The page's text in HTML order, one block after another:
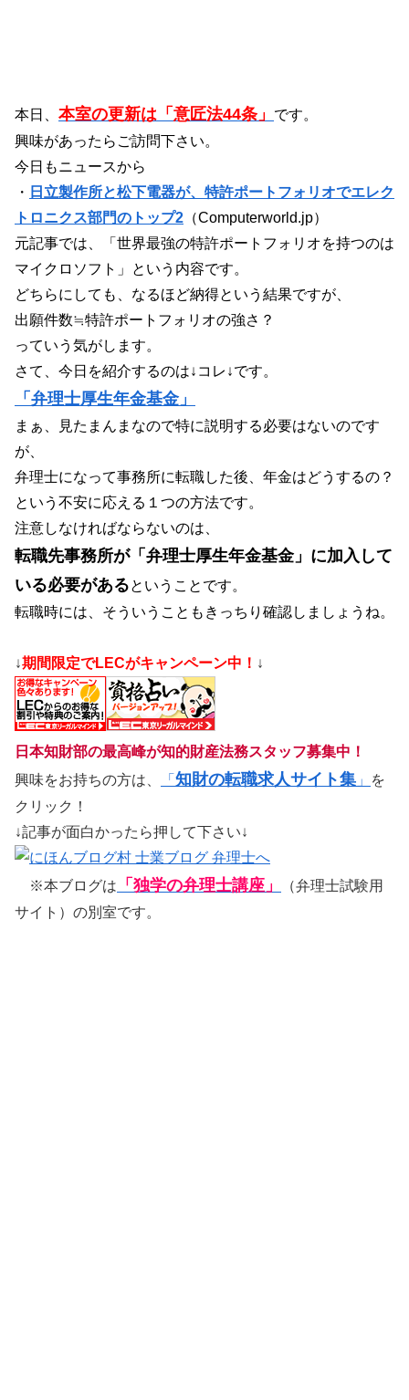
本日、 本室の更新は「意匠法44条」
です。
興味があったらご訪問下さい。
今日もニュースから
・ 日立製作所と松下電器が、特許ポートフォリオでエレク
トロニクス部門のトップ2 （Computerworld.jp）
元記事では、「世界最強の特許ポートフォリオを持つのは
マイクロソフト」という内容です。
どちらにしても、なるほど納得という結果ですが、
出願件数≒特許ポートフォリオの強さ？
っていう気がします。
さて、今日を紹介するのは↓コレ↓です。
「弁理士厚生年金基金」
まぁ、見たまんまなので特に説明する必要はないのです
が、
弁理士になって事務所に転職した後、年金はどうするの？
という不安に応える１つの方法です。
注意しなければならないのは、
転職先事務所が「弁理士厚生年金基金」に加入して
いる必要があるということです。
転職時には、そういうこともきっちり確認しましょうね。
↓期間限定でLECがキャンペーン中！ ↓
日本知財部の最高峰が知的財産法務スタッフ募集中！
興味をお持ちの方は、
「 知財の転職求人サイト集 」
を
クリック！
↓記事が面白かったら押して下さい↓
※本ブログは 「独学の弁理士講座」
（弁理士試験用
サイト）の別室です。